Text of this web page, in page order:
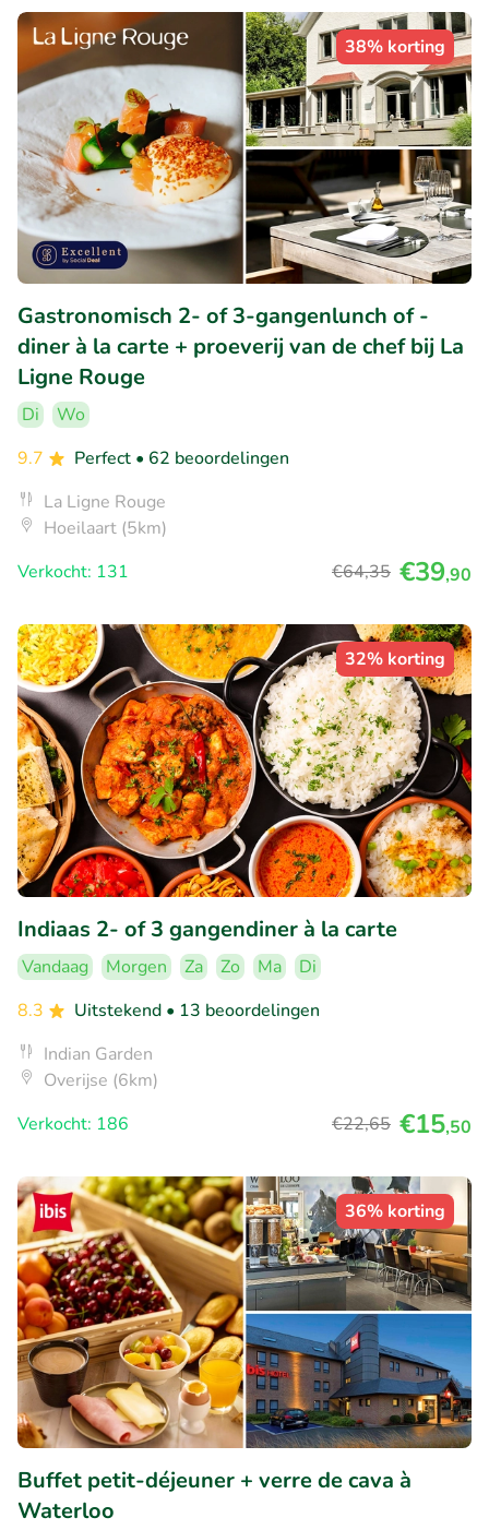
38% korting
Gastronomisch 2- of 3-gangenlunch of -
diner à la carte + proeverij van de chef bij La
Ligne Rouge
Di
Wo
9.7
Perfect • 62 beoordelingen
La Ligne Rouge
Hoeilaart (5km)
Verkocht: 131
€64,35 €39,90
32% korting
Indiaas 2- of 3 gangendiner à la carte
Vandaag Morgen Za Zo Ma
Di
8.3
Uitstekend • 13 beoordelingen
Indian Garden
Overijse (6km)
Verkocht: 186
€22,65 €15,50
36% korting
Buffet petit-déjeuner + verre de cava à
Waterloo